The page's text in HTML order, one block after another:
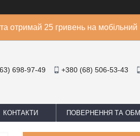
отримай 25 гривень на мобільний
698-97-49 +380 (68) 506-53-43
КОНТАКТИ ПОВЕРНЕННЯ ТА